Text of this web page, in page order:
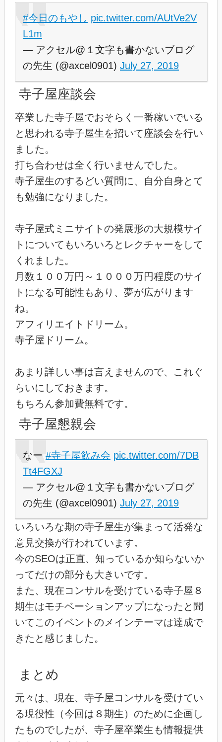
#今日のもやし pic.twitter.com/AUtVe2V
L1m
— アクセル@１文字も書かないブログ
の先生 (@axcel0901) July 27, 2019
寺子屋座談会
卒業した寺子屋でおそらく一番稼いでいる
と思われる寺子屋生を招いて座談会を行い
ました。
打ち合わせは全く行いませんでした。
寺子屋生のするどい質問に、自分自身とて
も勉強になりました。
寺子屋式ミニサイトの発展形の大規模サイ
トについてもいろいろとレクチャーをして
くれました。
月数１００万円～１０００万円程度のサイ
トになる可能性もあり、夢が広がります
ね。
アフィリエイトドリーム。
寺子屋ドリーム。
あまり詳しい事は言えませんので、これぐ
らいにしておきます。
もちろん参加費無料です。
寺子屋懇親会
なー #寺子屋飲み会 pic.twitter.com/7DB
Tt4FGXJ
— アクセル@１文字も書かないブログ
の先生 (@axcel0901) July 27, 2019
いろいろな期の寺子屋生が集まって活発な
意見交換が行われています。
今のSEOは正直、知っているか知らないか
ってだけの部分も大きいです。
また、現在コンサルを受けている寺子屋８
期生はモチベーションアップになったと聞
いてこのイベントのメインテーマは達成で
きたと感じました。
まとめ
元々は、現在、寺子屋コンサルを受けてい
る現役性（今回は８期生）のために企画し
たものでしたが、寺子屋卒業生も情報提供